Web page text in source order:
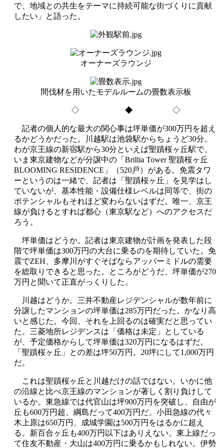
で、地域との共生をテーマに持続可能な街づくりに貢献
したい」と語った。
オーナーズラウンジ
間伐材を用いたモデルルームの畳数表示板
◇ ◆ ◇
記者の個人的な最大の関心事は坪単価が300万円を超え
るかどうかだった。川越駅は池袋駅からちょうど30分。
わが京王線の新宿駅から30分といえば聖蹟桜ヶ丘駅で、
いま東京建物などが分譲中の「Brillia Tower 聖蹟桜ヶ丘
BLOOMING RESIDENCE」（520戸）がある。免震タワ
ーというのは一緒で、記者は「聖蹟桜ヶ丘」を見学はし
ていないが、基本性能・設備仕様レベルは同等で、街の
ポテンシャルもそれほど変わらないはずだ。唯一、京王
線が負けるとすれば都心（東京駅など）へのアクセスだ
ろう。
坪単価はどうか。記者は東京建物が計画を発表した段
階で坪単価は300万円の大台に乗るのを期待していた。免
震でZEH、多摩川がすぐそばならアッパーミドルの需要
を総取りできると思った。ところがどうだ、坪単価が270
万円と聞いて正直がっくりした。
川越はどうか。三井不動産レジデンシャルが数年前に
分譲したマンションの坪単価は285万円だった。かなり高
いと感じた。今回、それを上回るのは確実だと思ってい
た。三菱地所レジデンスは「価格は未定」としている
が、予定価格からして坪単価は320万円になるはずだ。
「聖蹟桜ヶ丘」との差は坪50万円。20坪にして1,000万円
だ。
これは聖蹟桜ヶ丘と川越だけの話ではない。いかに他
の沿線と比べ京王線のマンションが著しく割り負けして
いるか。東急線では代官山は坪900万円を突破し、自由が
丘も600万円超、綱島だって400万円だ。小田急線の代々
木上原は650万円、成城学園は500万円をはるかに超え
る。新百合ヶ丘も400万円以下はありえない。東上線だっ
て住友不動産・大山は400万円に乗るかもしれない。伊勢